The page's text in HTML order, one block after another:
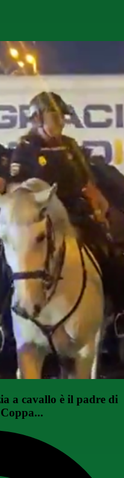
a cavallo è il padre di